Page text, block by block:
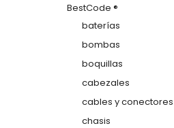
BestCode ®
baterías
bombas
boquillas
cabezales
cables y conectores
chasis